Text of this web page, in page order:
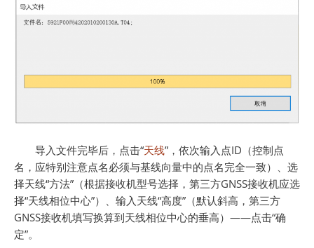
导入文件完毕后，点击“天线”，依次输入点ID（控制点
名，应特别注意点名必须与基线向量中的点名完全一致）、选
择天线“方法”（根据接收机型号选择，第三方GNSS接收机应选
择“天线相位中心”）、输入天线“高度”（默认斜高，第三方
GNSS接收机填写换算到天线相位中心的垂高）——点击“确
定”。